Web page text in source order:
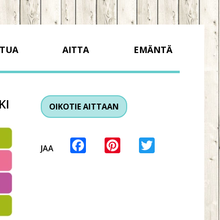
AITTA EMÄNTÄ
OIKOTIE AITTAAN
JAA Facebook
PinterestTwitter